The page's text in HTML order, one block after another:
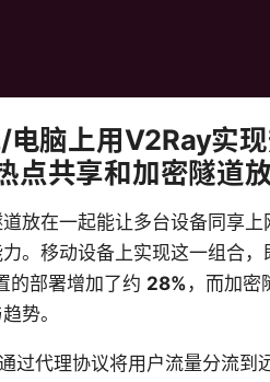
脑上用V2Ray实
点共享和加密隧道
放在一起能让多台设备同享
。移动设备上实现这一组合
的部署增加了约 28% ，而加密
势。
过代理协议将用户流量分流到